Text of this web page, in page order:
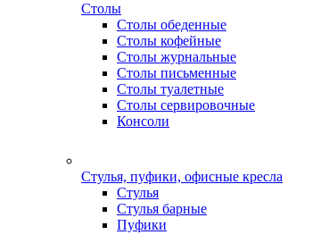
Столы
Столы обеденные
Столы кофейные
Столы журнальные
Столы письменные
Столы туалетные
Столы сервировочные
Консоли
Стулья, пуфики, офисные кресла
Стулья
Стулья барные
Пуфики